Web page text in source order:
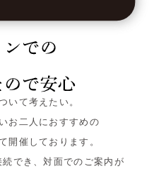
いて考えたい。
お二人におすすめの
開催しております。
でき、対面でのご案内が